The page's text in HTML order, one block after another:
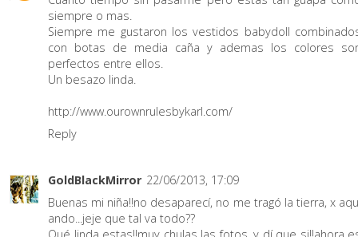
siempre o mas.
Siempre me gustaron los vestidos babydoll
con botas de media caña y ademas los colores
perfectos entre ellos.
Un besazo linda.
http://www.ourownrulesbykarl.com/
Reply
GoldBlackMirror 22/06/2013, 17:09
Buenas mi niña!!no desaparecí, no me tragó la tierra, x
ando...jeje que tal va todo??